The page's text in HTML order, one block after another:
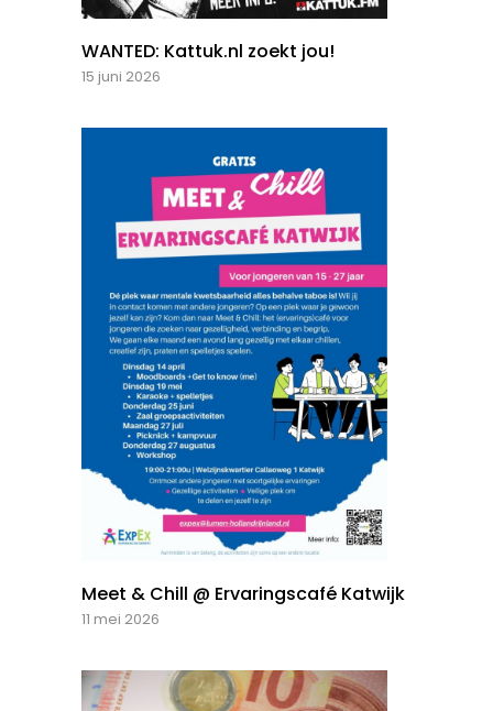
WANTED: Kattuk.nl zoekt jou!
15 juni 2026
Meet & Chill @ Ervaringscafé Katwijk
11 mei 2026